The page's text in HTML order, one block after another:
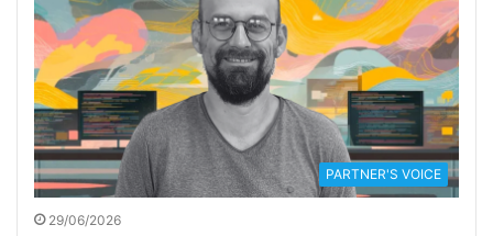
PARTNER'S VOICE
29/06/2026